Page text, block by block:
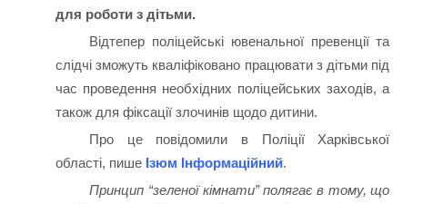
для роботи з дітьми.
Відтепер поліцейські ювенальної превенції та
слідчі зможуть кваліфіковано працювати з дітьми під
час проведення необхідних поліцейських заходів, а
також для фіксації злочинів щодо дитини.
Про це повідомили в Поліції Харківської
області, пише Ізюм Інформаційний.
Принцип “зеленої кімнати” полягає в тому, що